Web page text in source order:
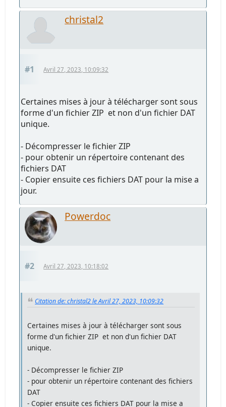
christal2
#1 Avril 27, 2023, 10:09:32
Certaines mises à jour à télécharger sont sous
forme d'un fichier ZIP et non d'un fichier DAT
unique.
- Décompresser le fichier ZIP
- pour obtenir un répertoire contenant des
fichiers DAT
- Copier ensuite ces fichiers DAT pour la mise a
jour.
Powerdoc
#2 Avril 27, 2023, 10:18:02
Citation de: christal2 le Avril 27, 2023, 10:09:32
Certaines mises à jour à télécharger sont sous
forme d'un fichier ZIP et non d'un fichier DAT
unique.
- Décompresser le fichier ZIP
- pour obtenir un répertoire contenant des fichiers
DAT
- Copier ensuite ces fichiers DAT pour la mise a